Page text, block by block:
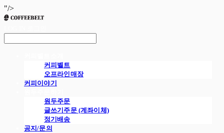
"/>
커피벨트
오프라인매장
커피이야기
원두주문
글쓰기주문 (계좌이체)
정기배송
공지/문의